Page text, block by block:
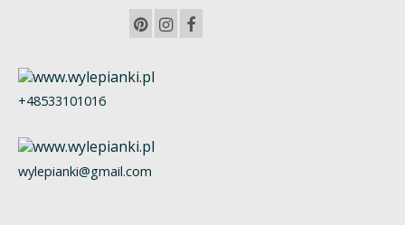
+48533101016
wylepianki@gmail.com